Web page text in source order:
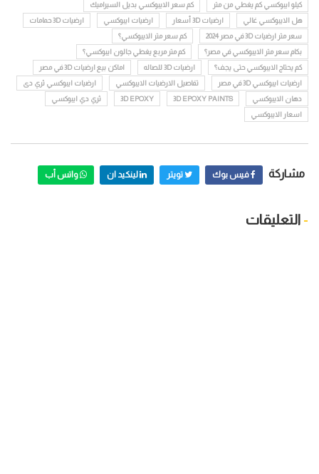
كيلو ايبوكسي كم يغطي من متر
كم سعر الايبوكسي بديل السيراميك
هل الايبوكسي غالي
ارضيات 3D أسعار ارضيات ايبوكسي
ارضيات 3D حمامات
سعر متر ارضيات 3D في مصر 2024
كم سعر متر الايبوكسي؟
بكام سعر متر الايبوكسي في مصر؟
كم متر مربع يغطي جالون ايبوكسي؟
كم يحتاج الايبوكسي حتى يجف؟
ارضيات 3D للصاله
اماكن بيع ارضيات 3D في مصر
ارضيات ايبوكسي 3D في مصر
تفاصيل الارضيات الايبوكسي
ارضيات ايبوكسي ثري دى
دهان الايبوكسي
3D EPOXY PAINTS
3D EPOXY
ثري دي ايبوكسي
اسعار الايبوكسي
مشاركة فيس بوك تويتر لينكيد ان واتس أب
- التعليقات